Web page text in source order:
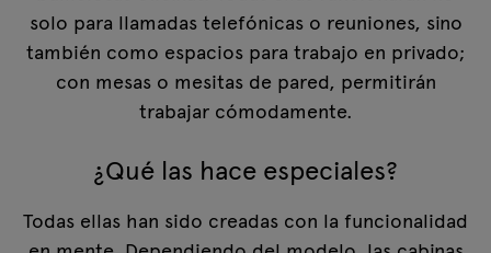
solo para llamadas telefónicas o reuniones, sino
también como espacios para trabajo en privado;
con mesas o mesitas de pared, permitirán
trabajar cómodamente.
¿Qué las hace especiales?
Todas ellas han sido creadas con la funcionalidad